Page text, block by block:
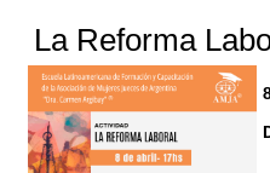
La Reforma